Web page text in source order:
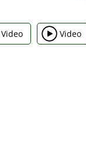
Video Video